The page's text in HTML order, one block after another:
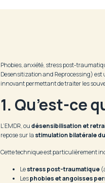
Phobies, anxiété, stress post-
Desensitization and Reprocessing) est
innovant permettant de traiter les
1. Qu’est-ce
L’EMDR, ou désensibilisation et
repose sur la stimulation bilatérale
Cette technique est particulièrement
Lestress post-traumatique
Lesphobies et angoisses